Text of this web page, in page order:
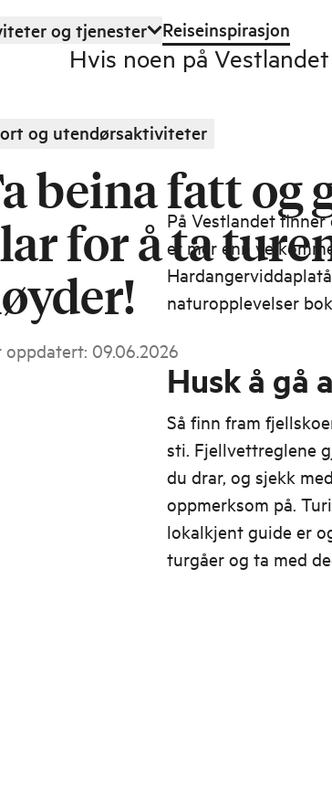
og tjenester Reiseinspirasjon
og utendørsaktiviteter
beina fatt og
for å ta
oppdatert: 09.06.2026
Hvis noen på
På Vestlandet
er mer enn
naturopplevelser
Husk å gå
Så finn fram
sti. Fjellvettreglene
du drar, og sjekk
oppmerksom på.
lokalkjent guide er
turgåer og ta med